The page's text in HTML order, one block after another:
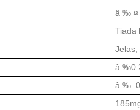
â ‰ ¤
Tiada
Jelas,
â
â ‰